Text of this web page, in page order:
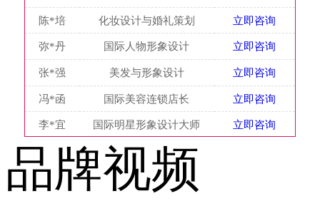
陈*培 化妆设计与婚礼策划 立即咨询
弥*丹 国际人物形象设计 立即咨询
张*强 美发与形象设计 立即咨询
冯*函 国际美容连锁店长 立即咨询
李*宜 国际明星形象设计大师 立即咨询
品牌视频